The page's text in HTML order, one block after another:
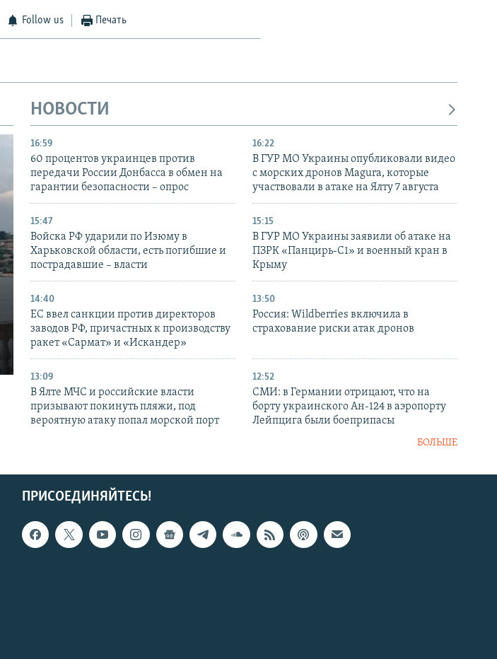
Follow us Печать
НОВОСТИ
16:59
60 процентов украинцев против
передачи России Донбасса в обмен на
гарантии безопасности – опрос
16:22
В ГУР МО Украины опубликовали видео
с морских дронов Magura, которые
участвовали в атаке на Ялту 7 августа
15:47
Войска РФ ударили по Изюму в
Харьковской области, есть погибшие и
пострадавшие – власти
15:15
В ГУР МО Украины заявили об атаке на
ПЗРК «Панцирь-С1» и военный кран в
Крыму
14:40
ЕС ввел санкции против директоров
заводов РФ, причастных к производству
ракет «Сармат» и «Искандер»
13:50
Россия: Wildberries включила в
страхование риски атак дронов
13:09
В Ялте МЧС и российские власти
призывают покинуть пляжи, под
вероятную атаку попал морской порт
12:52
СМИ: в Германии отрицают, что на
борту украинского Ан-124 в аэропорту
Лейпцига были боеприпасы
БОЛЬШЕ
ПРИСОЕДИНЯЙТЕСЬ!